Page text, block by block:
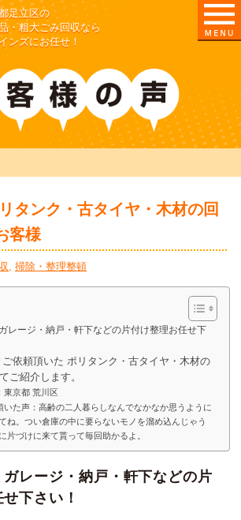
足立区の
・粗大ごみ回収なら
ンズにお任せ！
タンク・古タイヤ・木材の回
客様
, 掃除・整理整頓
レージ・納戸・軒下などの片付け整理お任せ下
依頼頂いた ポリタンク・古タイヤ・木材の
ご紹介します。
東京都 荒川区
いた声：高齢の二人暮らしなんでなかなか思うように
ね。つい倉庫の中に要らないモノを溜め込んじゃう
片づけに来て貰って毎回助かるよ。
レージ・納戸・軒下などの片
下さい！